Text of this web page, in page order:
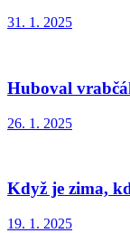
31. 1. 2025
Huboval
26. 1. 2025
Když je zima,
19. 1. 2025